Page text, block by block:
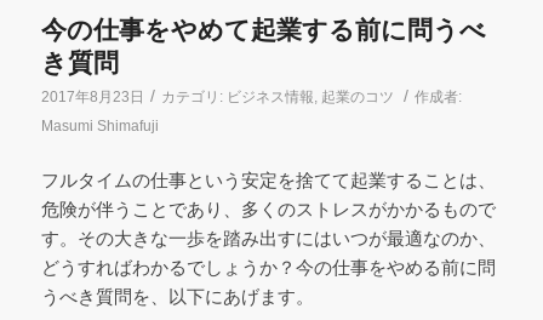
今の仕事をやめて起業する前に問うべ
き質問
2017年8月23日 / カテゴリ: ビジネス情報, 起業のコツ / 作成者:
Masumi Shimafuji
フルタイムの仕事という安定を捨てて起業することは、
危険が伴うことであり、多くのストレスがかかるもので
す。その大きな一歩を踏み出すにはいつが最適なのか、
どうすればわかるでしょうか？今の仕事をやめる前に問
うべき質問を、以下にあげます。